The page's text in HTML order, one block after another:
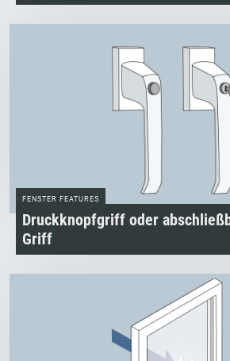
FENSTER FEATURES
Druckknopfgriff oder
Griff